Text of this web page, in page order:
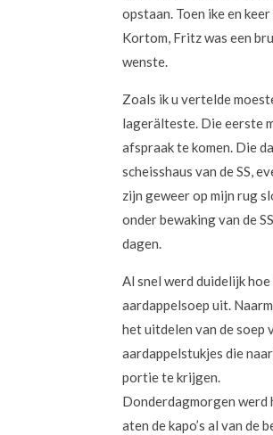
opstaan. Toen ike en
Kortom, Fritz was een
wenste.
Zoals ik u vertelde
lagerälteste. Die eerste
afspraak te komen. Die
scheisshaus van de SS,
zijn geweer op mijn rug
onder bewaking van de
dagen.
Al snel werd duidelijk
aardappelsoep uit.
het uitdelen van de soep
aardappelstukjes die
portie te krijgen.
Donderdagmorgen werd
aten de kapo’s al van